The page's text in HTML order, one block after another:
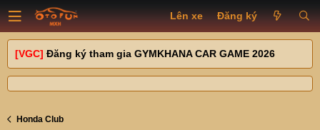
Lên xe Đăng ký
[VGC] Đăng ký tham gia GYMKHANA CAR GAME 2026
Honda Club